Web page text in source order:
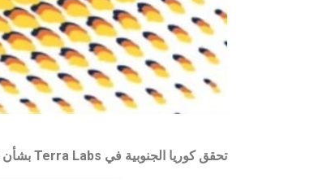
تحقق كوريا الجنوبية في Terra Labs بشأن اختلاس Bitcoin المزعوم